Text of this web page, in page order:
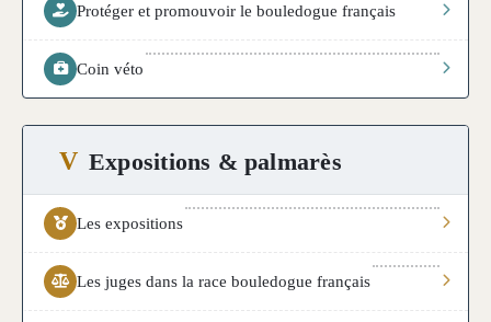
Protéger et promouvoir le bouledogue français
Coin véto
V Expositions & palmarès
Les expositions
Les juges dans la race bouledogue français